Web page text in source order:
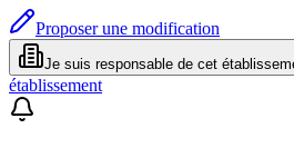
Proposer une modification
Je suis responsable de cet
établissement